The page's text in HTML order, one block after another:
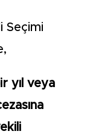
Seçimi
yıl veya